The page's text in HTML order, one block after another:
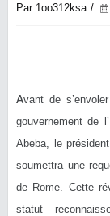
Par 1oo312ksa
Avant de
gouvernement de
Abeba, le
soumettra une
de Rome. Cette
statut